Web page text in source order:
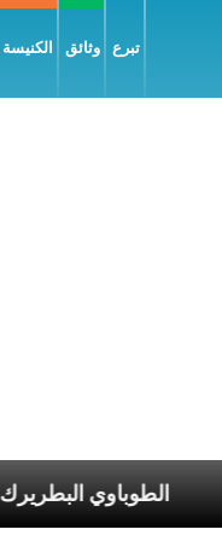
وثائق تبرع